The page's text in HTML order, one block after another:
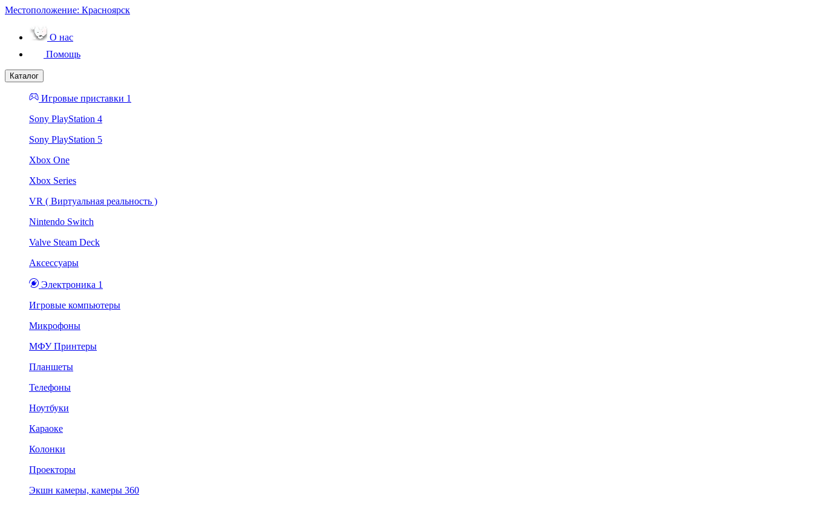
Местоположение: Красноярск
О нас
Помощь
Каталог
Игровые приставки 1
Sony PlayStation 4
Sony PlayStation 5
Xbox One
Xbox Series
VR ( Виртуальная реальность )
Nintendo Switch
Valve Steam Deck
Аксессуары
Электроника 1
Игровые компьютеры
Микрофоны
МФУ Принтеры
Планшеты
Телефоны
Ноутбуки
Караоке
Колонки
Проекторы
Экшн камеры, камеры 360